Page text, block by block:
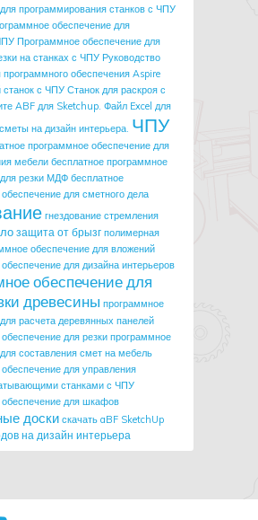
программирования станков с ЧПУ
обеспечение для
Программное обеспечение для
на станках с ЧПУ Руководство
программного обеспечения Aspire
с ЧПУ Станок для раскроя с
ABF для Sketchup. Файл Excel для
на дизайн интерьера. ЧПУ
программное обеспечение для
мебели бесплатное программное
резки МДФ бесплатное
для сметного дела
гнездование стремления
защита от брызг полимерная
обеспечение для вложений
для дизайна интерьеров
обеспечение для
древесины программное
расчета деревянных панелей
для резки программное
составления смет на мебель
для управления
станками с ЧПУ
для шкафов
доски скачать aBF SketchUp
на дизайн интерьера